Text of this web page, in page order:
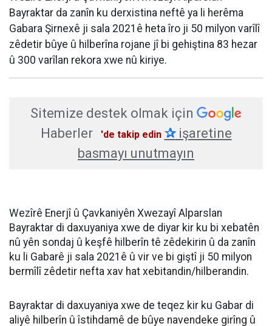
Bayraktar da zanîn ku derxistina neftê ya li herêma
Gabara Şirnexê ji sala 2021ê heta îro ji 50 milyon varîlî
zêdetir bûye û hilberîna rojane jî bi gehiştina 83 hezar
û 300 varîlan rekora xwe nû kiriye.
Sitemize destek olmak için
Haberler
'de takip edin ✰işaretine
basmayı unutmayın
Wezîrê Enerjî û Çavkaniyên Xwezayî Alparslan
Bayraktar di daxuyaniya xwe de diyar kir ku bi xebatên
nû yên sondaj û keşfê hilberîn tê zêdekirin û da zanîn
ku li Gabarê ji sala 2021ê û vir ve bi giştî ji 50 milyon
bermîlî zêdetir nefta xav hat xebitandin/hilberandin.
Bayraktar di daxuyaniya xwe de teqez kir ku Gabar di
aliyê hilberîn û îstihdamê de bûye navendeke girîng û